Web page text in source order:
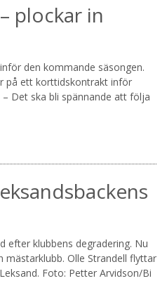
plockar in
den kommande säsongen.
på ett korttidskontrakt inför
Det ska bli spännande att följa
efter klubbens degradering. Nu
mästarklubb. Olle Strandell flyttar
Foto: Petter Arvidson/Bi